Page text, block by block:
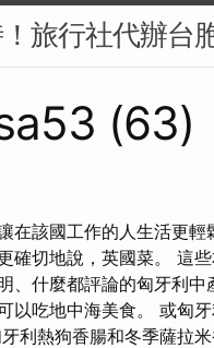
！旅行社代辦台
(63)
在該國工作的人生活更
確切地說，英國菜。 這
、什麼都評論的匈牙利中
以吃地中海美食。 或匈
利熱狗香腸和冬季薩拉